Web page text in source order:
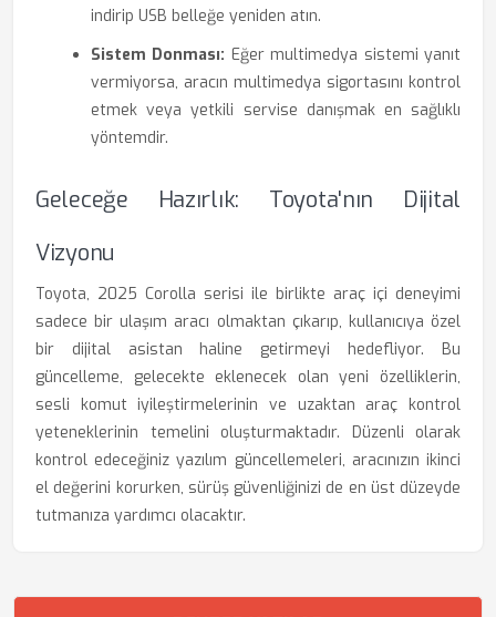
indirip USB belleğe yeniden atın.
Sistem Donması: Eğer multimedya sistemi yanıt
vermiyorsa, aracın multimedya sigortasını kontrol
etmek veya yetkili servise danışmak en sağlıklı
yöntemdir.
Geleceğe Hazırlık: Toyota'nın Dijital
Vizyonu
Toyota, 2025 Corolla serisi ile birlikte araç içi deneyimi
sadece bir ulaşım aracı olmaktan çıkarıp, kullanıcıya özel
bir dijital asistan haline getirmeyi hedefliyor. Bu
güncelleme, gelecekte eklenecek olan yeni özelliklerin,
sesli komut iyileştirmelerinin ve uzaktan araç kontrol
yeteneklerinin temelini oluşturmaktadır. Düzenli olarak
kontrol edeceğiniz yazılım güncellemeleri, aracınızın ikinci
el değerini korurken, sürüş güvenliğinizi de en üst düzeyde
tutmanıza yardımcı olacaktır.